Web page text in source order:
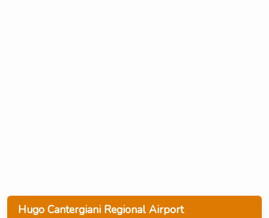
Hugo Cantergiani Regional Airport